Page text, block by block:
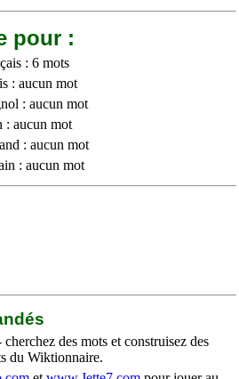
pour :
: 6 mots
: aucun mot
: aucun mot
: aucun mot
: aucun mot
: aucun mot
cherchez des mots et construisez des
du Wiktionnaire.